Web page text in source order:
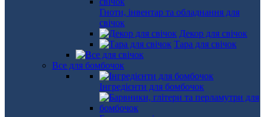
Гноти, інвентар та обладнання для
свічок
Декор для свічок
Тара для свічок
Все для бомбочок
Інгредієнти для бомбочок